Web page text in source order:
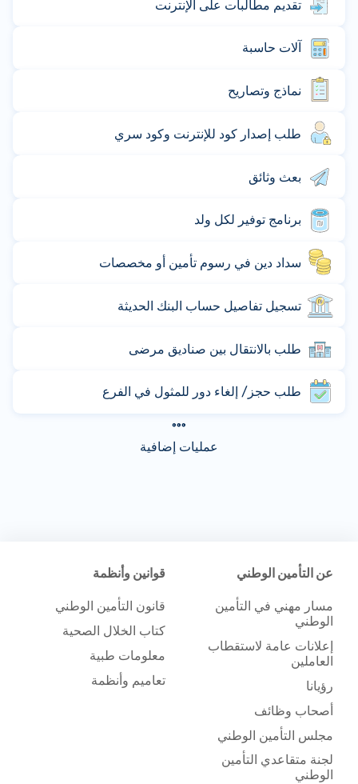
تقديم مطالبات على الإنترنت
آلات حاسبة
نماذج وتصاريح
طلب إصدار كود للإنترنت وكود سري
بعث وثائق
برنامج توفير لكل ولد
سداد دين في رسوم تأمين أو مخصصات
تسجيل تفاصيل حساب البنك الحديثة
طلب بالانتقال بين صناديق مرضى
طلب حجز/ إلغاء دور للمثول في الفرع
عمليات إضافية
عن التأمين الوطني
مسار مهني في التأمين
الوطني
إعلانات عامة لاستقطاب
العاملين
رؤيانا
أصحاب وظائف
مجلس التأمين الوطني
لجنة متقاعدي التأمين
الوطني
قوانين وأنظمة
قانون التأمين الوطني
كتاب الخلال الصحية
معلومات طبية
تعاميم وأنظمة